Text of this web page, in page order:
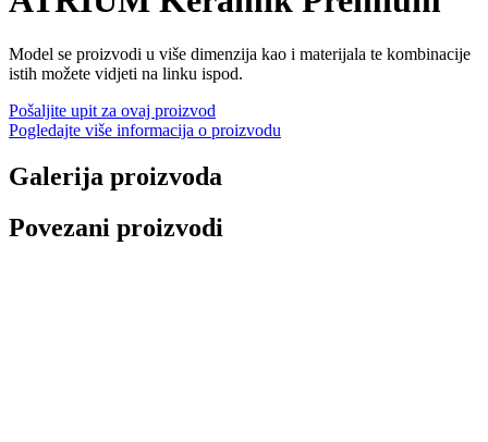
Model se proizvodi u više dimenzija kao i materijala te kombinacije
istih možete vidjeti na linku ispod.
Pošaljite upit za ovaj proizvod
Pogledajte više informacija o proizvodu
Galerija proizvoda
Povezani proizvodi